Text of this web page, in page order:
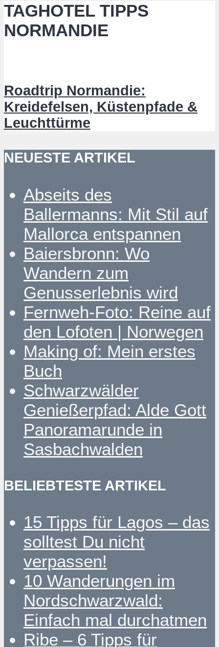
TAGHOTEL TIPPS
NORMANDIE
Roadtrip Normandie:
Kreidefelsen, Küstenpfade &
Leuchttürme
NEUESTE ARTIKEL
Abseits des
Ballermanns: Mit Stil auf
Mallorca entspannen
Baiersbronn: Wo
Wandern zum
Genusserlebnis wird
Fernweh-Foto: Reine auf
den Lofoten | Norwegen
Making of: Mein erstes
Buch
Schwarzwälder
Genießerpfad: Alde Gott
Panoramarunde in
Sasbachwalden
BELIEBTESTE ARTIKEL
15 Tipps für Lagos – das
solltest Du nicht
verpassen!
10 Wanderungen im
Nordschwarzwald:
Einfach mal durchatmen
Ribe – 6 Tipps für